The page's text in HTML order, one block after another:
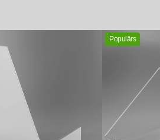
Populārs